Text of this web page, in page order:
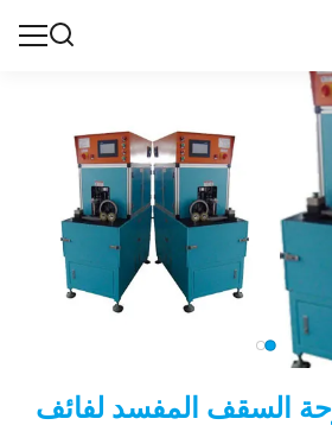
السقف المفسد لفائف